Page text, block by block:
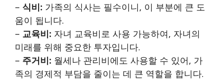
– 식비: 가족의 식사는 필수이니, 이 부분에 큰 도
움이 됩니다.
– 교육비: 자녀 교육비로 사용 가능하여, 자녀의
미래를 위해 중요한 투자입니다.
– 주거비: 월세나 관리비에도 사용할 수 있어, 가
족의 경제적 부담을 줄이는 데 큰 역할을 합니다.